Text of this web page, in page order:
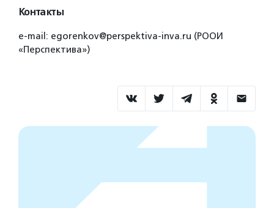
Контакты
e-mail: egorenkov@perspektiva-inva.ru (РООИ
«Перспектива»)